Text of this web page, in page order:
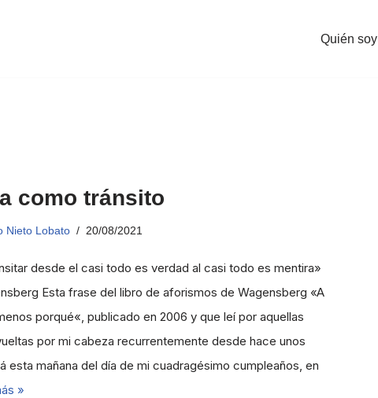
Quién soy
como tránsito
Nieto Lobato 20/08/2021
desde el casi todo es verdad al casi todo es mentira»
Esta frase del libro de aforismos de Wagensberg «A
porqué«, publicado en 2006 y que leí por aquellas
por mi cabeza recurrentemente desde hace unos
esta mañana del día de mi cuadragésimo cumpleaños, en
»